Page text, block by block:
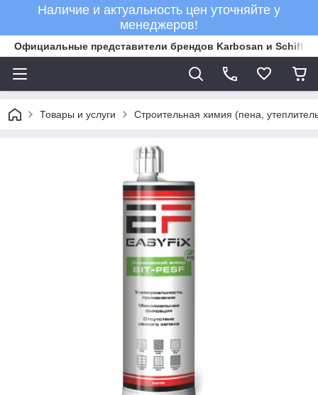
Наличие и актуальность цен уточняйте у
менеджеров!
Официальные представители брендов Karbosan и Schifler
Товары и услуги Строительная химия (пена,